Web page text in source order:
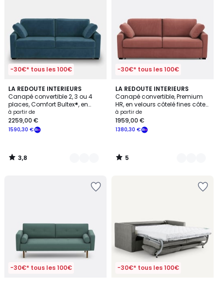
-30€* tous les 100€
LA REDOUTE INTERIEURS
Canapé convertible 2, 3 ou 4
places, Comfort Bultex®, en
velours, TIMOR
à partir de
1590,30 €
2259,00 €
3,8
/ 5
7
Couleurs
3,8
/
-30€* tous les 100€
LA REDOUTE INTERIEURS
Canapé convertible, Premium
HR, en velours côtelé fines côtes,
TIMOR
à partir de
1380,30 €
1959,00 €
5
/
5
5
Couleurs
5
/
-30€* tous les 100€ -30€* tous les 100€